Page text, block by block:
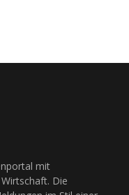
mit
Die